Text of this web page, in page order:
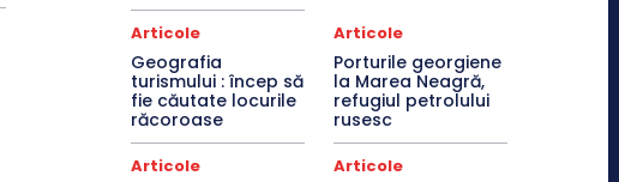
Articole
Geografia
turismului : încep să
fie căutate locurile
răcoroase
Articole
Porturile georgiene
la Marea Neagră,
refugiul petrolului
rusesc
Articole Articole